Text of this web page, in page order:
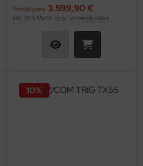
Sonderpreis 3.599,90 €
inkl. 19 % MwSt. zzgl. Versandkosten
10%